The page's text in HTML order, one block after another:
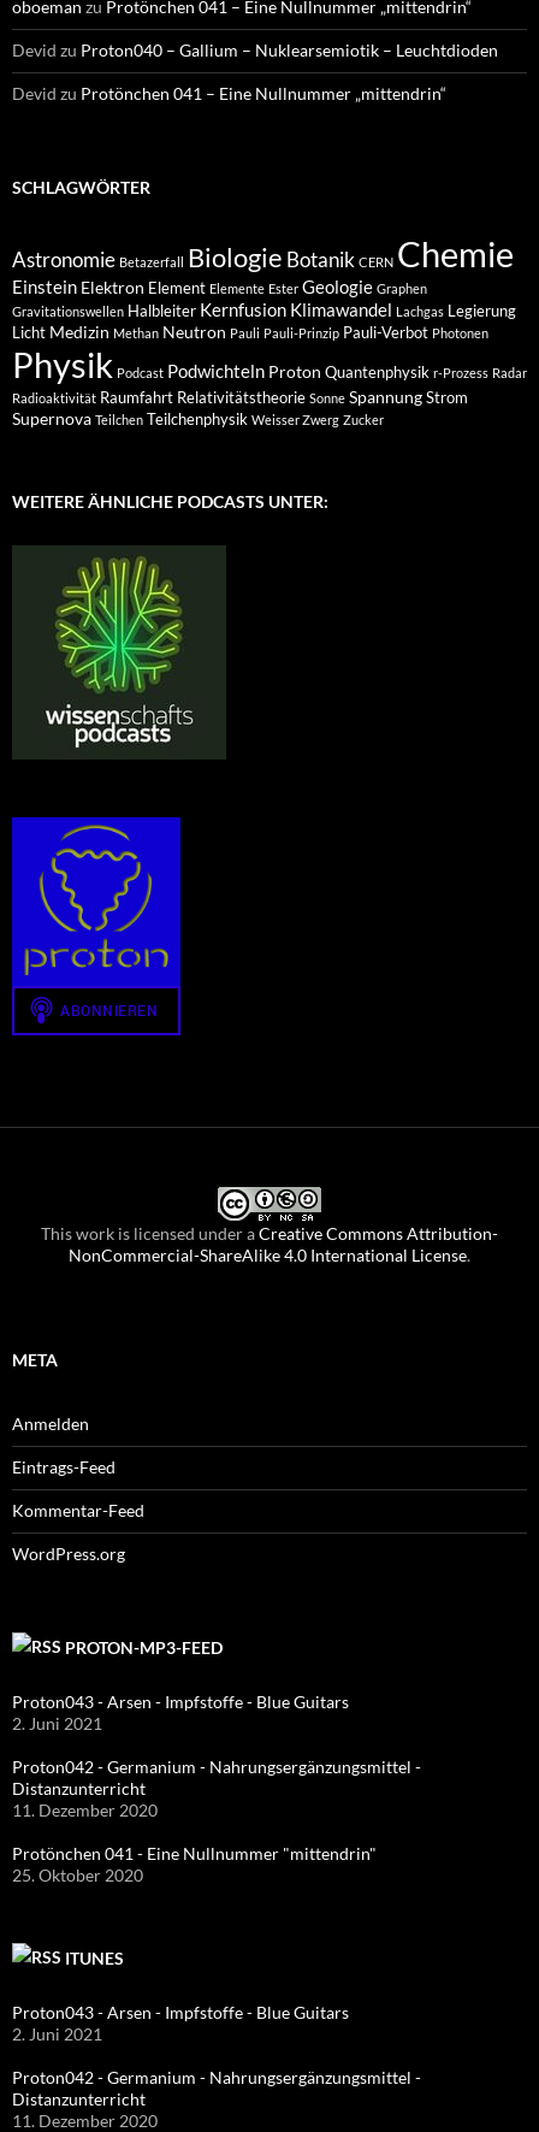
oboeman zu Protönchen 041 – Eine Nullnummer „mittendrin“
Devid zu Proton040 – Gallium – Nuklearsemiotik – Leuchtdioden
Devid zu Protönchen 041 – Eine Nullnummer „mittendrin“
SCHLAGWÖRTER
Astronomie Betazerfall Biologie Botanik CERN Chemie
Einstein Elektron Element Elemente Ester Geologie Graphen
Gravitationswellen Halbleiter Kernfusion Klimawandel Lachgas Legierung
Licht Medizin Methan Neutron Pauli Pauli-Prinzip Pauli-Verbot Photonen
Physik Podcast Podwichteln Proton Quantenphysik r-Prozess Radar
Radioaktivität Raumfahrt Relativitätstheorie Sonne Spannung Strom
Supernova Teilchen Teilchenphysik Weisser Zwerg Zucker
WEITERE ÄHNLICHE PODCASTS UNTER:
This work is licensed under aCreative Commons Attribution-
NonCommercial-ShareAlike 4.0 International License.
META
Anmelden
Eintrags-Feed
Kommentar-Feed
WordPress.org
PROTON-MP3-FEED
Proton043 - Arsen - Impfstoffe - Blue Guitars
2. Juni 2021
Proton042 - Germanium - Nahrungsergänzungsmittel -
Distanzunterricht
11. Dezember 2020
Protönchen 041 - Eine Nullnummer "mittendrin"
25. Oktober 2020
ITUNES
Proton043 - Arsen - Impfstoffe - Blue Guitars
2. Juni 2021
Proton042 - Germanium - Nahrungsergänzungsmittel -
Distanzunterricht
11. Dezember 2020